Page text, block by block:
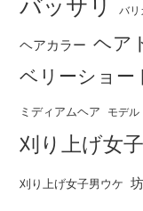
バッサリ バリ
ヘアカラー ヘア
ベリーショー
ミディアムヘア モデル
刈り上げ女子
刈り上げ女子男ウケ